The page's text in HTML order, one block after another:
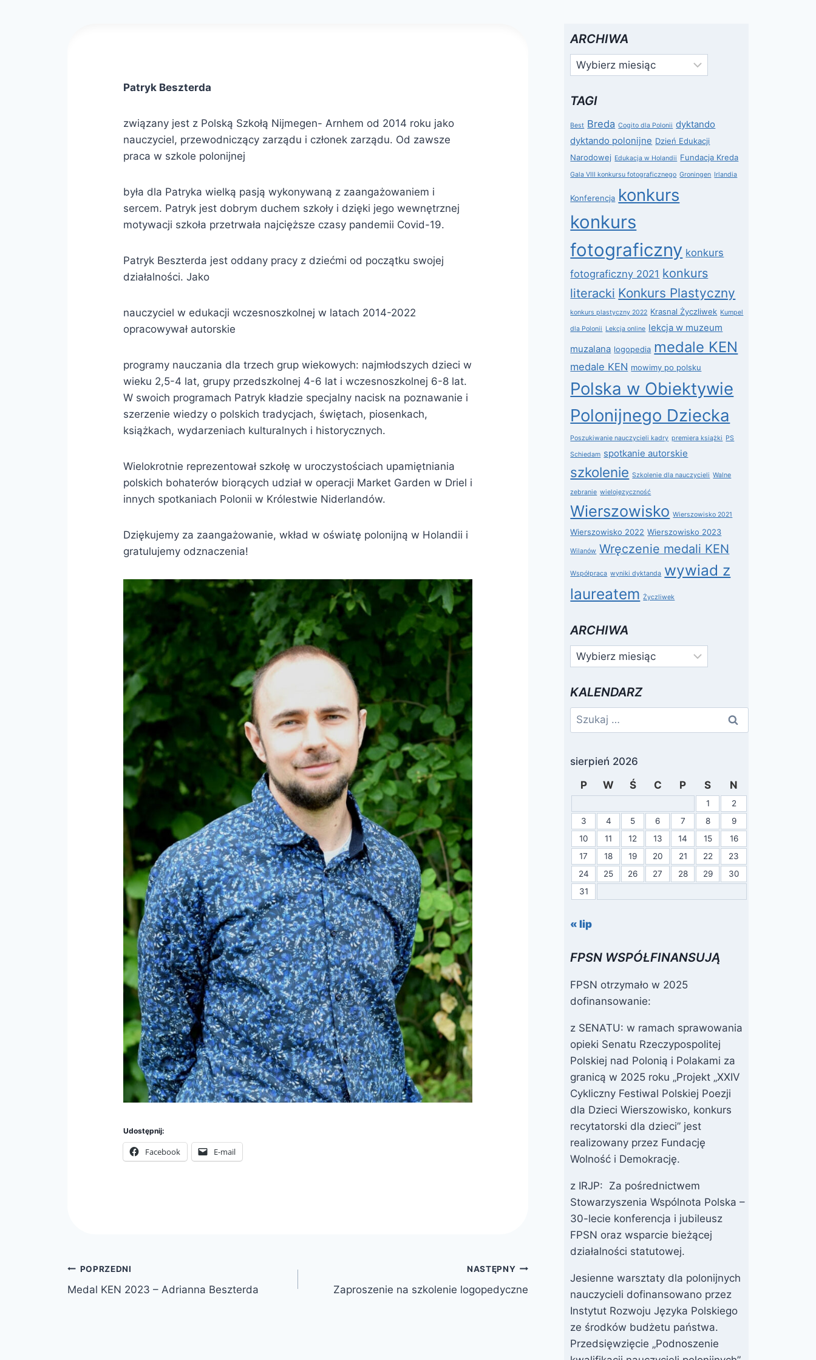
Patryk Beszterda
związany jest z Polską Szkołą Nijmegen- Arnhem od 2014 roku jako
nauczyciel, przewodniczący zarządu i członek zarządu. Od zawsze
praca w szkole polonijnej
była dla Patryka wielką pasją wykonywaną z zaangażowaniem i
sercem. Patryk jest dobrym duchem szkoły i dzięki jego wewnętrznej
motywacji szkoła przetrwała najcięższe czasy pandemii Covid-19.
Patryk Beszterda jest oddany pracy z dziećmi od początku swojej
działalności. Jako
nauczyciel w edukacji wczesnoszkolnej w latach 2014-2022
opracowywał autorskie
programy nauczania dla trzech grup wiekowych: najmłodszych dzieci w
wieku 2,5-4 lat, grupy przedszkolnej 4-6 lat i wczesnoszkolnej 6-8 lat.
W swoich programach Patryk kładzie specjalny nacisk na poznawanie i
szerzenie wiedzy o polskich tradycjach, świętach, piosenkach,
książkach, wydarzeniach kulturalnych i historycznych.
Wielokrotnie reprezentował szkołę w uroczystościach upamiętniania
polskich bohaterów biorących udział w operacji Market Garden w Driel i
innych spotkaniach Polonii w Królestwie Niderlandów.
Dziękujemy za zaangażowanie, wkład w oświatę polonijną w Holandii i
gratulujemy odznaczenia!
Udostępnij:
Facebook E-mail
Nawigacja
wpisu
POPRZEDNI
Medal KEN 2023 – Adrianna Beszterda
NASTĘPNY
Zaproszenie na szkolenie logopedyczne
ARCHIWA
Archiwa
TAGI
Best Breda Cogito dla Polonii dyktando
dyktando polonijne Dzień Edukacji
Narodowej Edukacja w Holandii Fundacja Kreda
Gala VIII konkursu fotograficznego Groningen Irlandia
Konferencja konkurs
konkurs
fotograficzny konkurs
fotograficzny 2021 konkurs
literacki Konkurs Plastyczny
konkurs plastyczny 2022 Krasnal Życzliwek Kumpel
dla Polonii Lekcja online lekcja w muzeum
muzalana logopedia medale KEN
medale KEN mowimy po polsku
Polska w Obiektywie
Polonijnego Dziecka
Poszukiwanie nauczycieli kadry premiera książki PS
Schiedam spotkanie autorskie
szkolenie Szkolenie dla nauczycieli Walne
zebranie wielojęzyczność
Wierszowisko Wierszowisko 2021
Wierszowisko 2022 Wierszowisko 2023
Wilanów Wręczenie medali KEN
Współpraca wyniki dyktanda wywiad z
laureatem Życzliwek
ARCHIWA
Archiwa
KALENDARZ
Szukaj:
sierpień 2026
P
W Ś C P S N
1
2
3
4 5 6 7 8
9
10
11 12 13 14 15
16
17
18 19 20 21 22
23
24
25 26 27 28 29
30
31
« lip
FPSN WSPÓŁFINANSUJĄ
FPSN otrzymało w 2025
dofinansowanie:
z SENATU: w ramach sprawowania
opieki Senatu Rzeczypospolitej
Polskiej nad Polonią i Polakami za
granicą w 2025 roku „Projekt „XXIV
Cykliczny Festiwal Polskiej Poezji
dla Dzieci Wierszowisko, konkurs
recytatorski dla dzieci” jest
realizowany przez Fundację
Wolność i Demokrację.
z IRJP: Za pośrednictwem
Stowarzyszenia Wspólnota Polska –
30-lecie konferencja i jubileusz
FPSN oraz wsparcie bieżącej
działalności statutowej.
Jesienne warsztaty dla polonijnych
nauczycieli dofinansowano przez
Instytut Rozwoju Języka Polskiego
ze środków budżetu państwa.
Przedsięwzięcie „Podnoszenie